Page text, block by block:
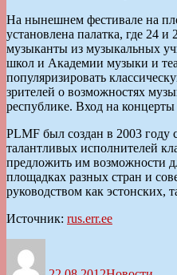
На нынешнем фестивале на
установлена палатка, где 24
музыканты из музыкальных
школ и Академии музыки и
популяризировать
зрителей о возможностях
республике. Вход на
PLMF был создан в 2003 году
талантливых исполнителей
предложить им возможности
площадках разных стран и
руководством как эстонских,
Источник: rus.err.ee